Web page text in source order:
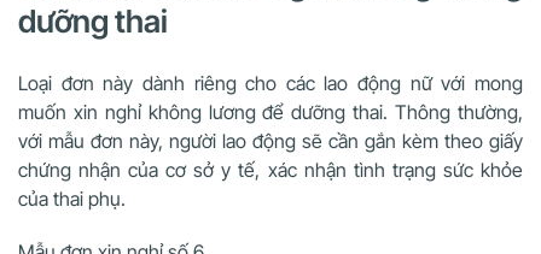
dưỡng thai
Loại đơn này dành riêng cho các lao động nữ với mong
muốn xin nghỉ không lương để dưỡng thai. Thông thường,
với mẫu đơn này, người lao động sẽ cần gắn kèm theo giấy
chứng nhận của cơ sở y tế, xác nhận tình trạng sức khỏe
của thai phụ.